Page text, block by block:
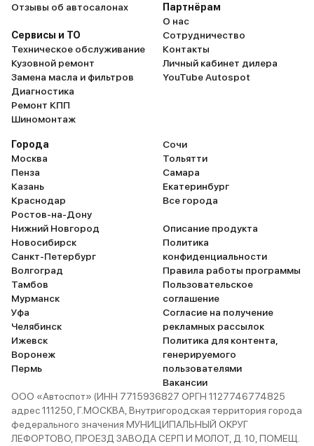
Отзывы об автосалонах
Сервисы и ТО
Техническое обслуживание
Кузовной ремонт
Замена масла и фильтров
Диагностика
Ремонт КПП
Шиномонтаж
Партнёрам
О нас
Сотрудничество
Контакты
Личный кабинет дилера
YouTube Autospot
Города
Москва
Пенза
Казань
Краснодар
Ростов-на-Дону
Нижний Новгород
Новосибирск
Санкт-Петербург
Волгоград
Тамбов
Мурманск
Уфа
Челябинск
Ижевск
Воронеж
Пермь
Сочи
Тольятти
Самара
Екатеринбург
Все города
Описание продукта
Политика
конфиденциальности
Правила работы программы
Пользовательское
соглашение
Согласие на получение
рекламных рассылок
Политика для контента,
генерируемого
пользователями
Вакансии
ООО «Автоспот» (ИНН 7715936827 ОРГН 1127746774825
адрес 111250, Г.МОСКВА, Внутригородская территория города
федерального значения МУНИЦИПАЛЬНЫЙ ОКРУГ
ЛЕФОРТОВО, ПРОЕЗД ЗАВОДА СЕРП И МОЛОТ, Д. 10, ПОМЕЩ.